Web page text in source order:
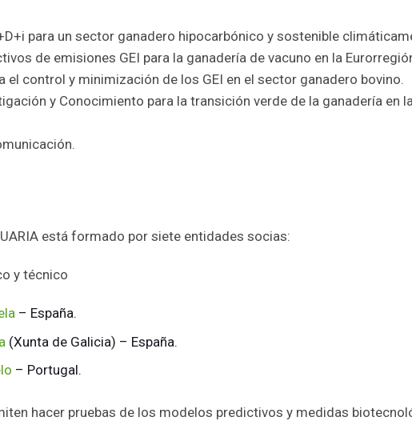
para un sector ganadero hipocarbónico y sostenible
de emisiones GEI para la ganadería de vacuno en la
control y minimización de los GEI en el sector ganadero bovino.
y Conocimiento para la transición verde de la ganadería en
está formado por siete entidades socias:
y técnico
– España.
(Xunta de Galicia) – España.
– Portugal.
hacer pruebas de los modelos predictivos y medidas